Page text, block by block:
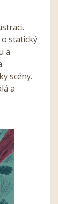
statický
a
scény.
a